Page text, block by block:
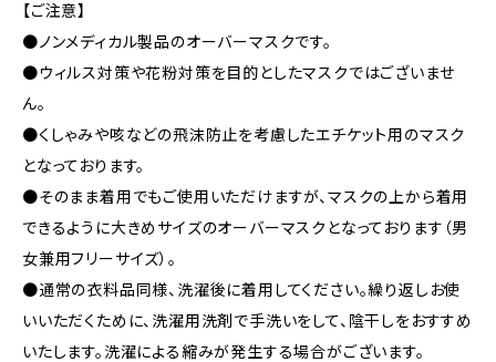
【ご注意】
●ノンメディカル製品のオーバーマスクです。
●ウィルス対策や花粉対策を目的としたマスクではございませ
ん。
●くしゃみや咳などの飛沫防止を考慮したエチケット用のマスク
となっております。
●そのまま着用でもご使用いただけますが、マスクの上から着用
できるように大きめサイズのオーバーマスクとなっております（男
女兼用フリーサイズ）。
●通常の衣料品同様、洗濯後に着用してください。繰り返しお使
いいただくために、洗濯用洗剤で手洗いをして、陰干しをおすすめ
いたします。洗濯による縮みが発生する場合がございます。